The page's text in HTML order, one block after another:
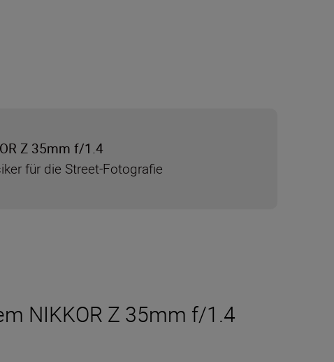
NIKKOR Z 35mm f/1.4
Z 35mm f/1.4
für die Street-Fotografie